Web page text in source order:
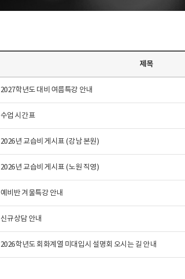
제목
2027학년도 대비 여름특강 안내
수업 시간표
2026년 교습비 게시표 (강남 본원)
2026년 교습비 게시표 (노원 직영)
예비반 겨울특강 안내
신규상담 안내
2026학년도 회화계열 미대입시 설명회 오시는 길 안내